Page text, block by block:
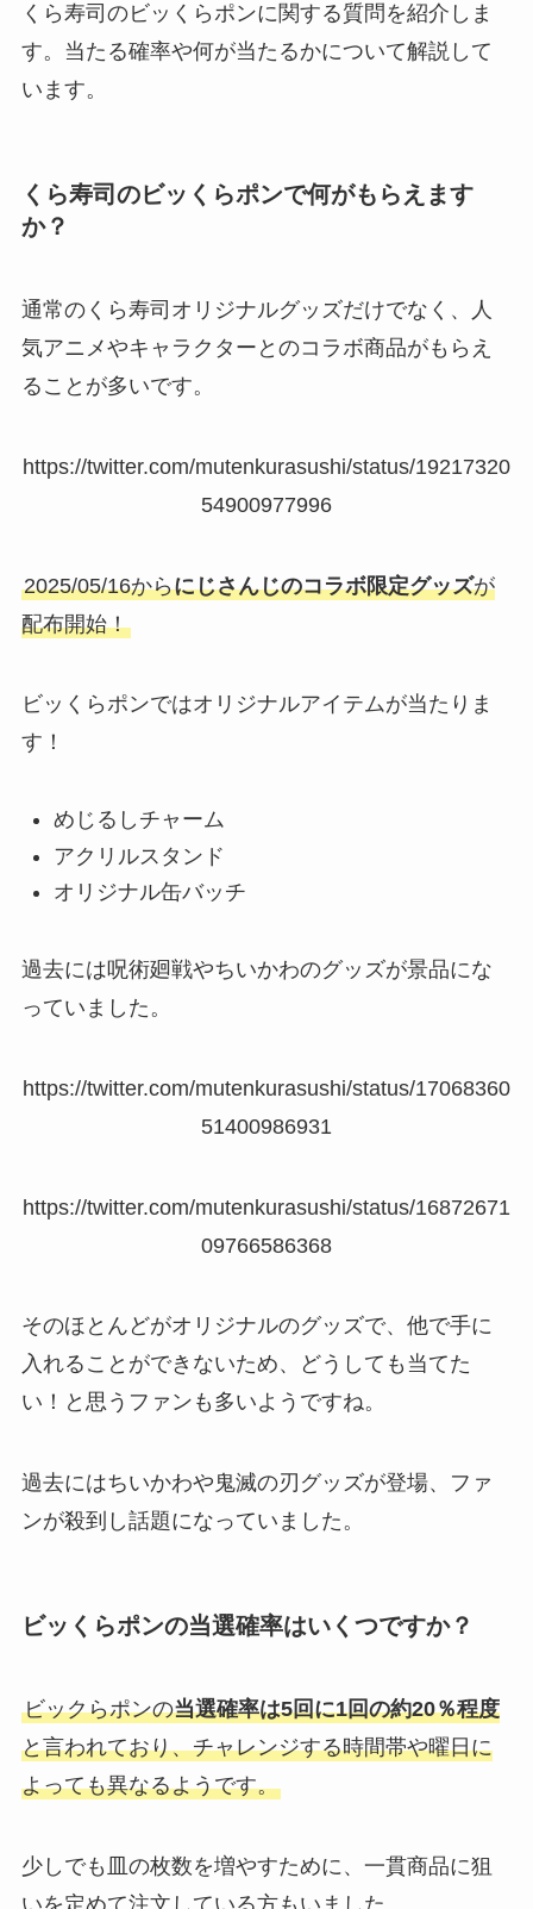
くら寿司のビッくらポンに関する質問を紹介しま
す。当たる確率や何が当たるかについて解説して
います。
くら寿司のビッくらポンで何がもらえます
か？
通常のくら寿司オリジナルグッズだけでなく、人
気アニメやキャラクターとのコラボ商品がもらえ
ることが多いです。
https://twitter.com/mutenkurasushi/status/19217320
54900977996
2025/05/16からにじさんじのコラボ限定グッズが
配布開始！
ビッくらポンではオリジナルアイテムが当たりま
す！
めじるしチャーム
アクリルスタンド
オリジナル缶バッチ
過去には呪術廻戦やちいかわのグッズが景品にな
っていました。
https://twitter.com/mutenkurasushi/status/17068360
51400986931
https://twitter.com/mutenkurasushi/status/16872671
09766586368
そのほとんどがオリジナルのグッズで、他で手に
入れることができないため、どうしても当てた
い！と思うファンも多いようですね。
過去にはちいかわや鬼滅の刃グッズが登場、ファ
ンが殺到し話題になっていました。
ビッくらポンの当選確率はいくつですか？
ビックらポンの当選確率は5回に1回の約20％程度
と言われており、チャレンジする時間帯や曜日に
よっても異なるようです。
少しでも皿の枚数を増やすために、一貫商品に狙
いを定めて注文している方もいました。